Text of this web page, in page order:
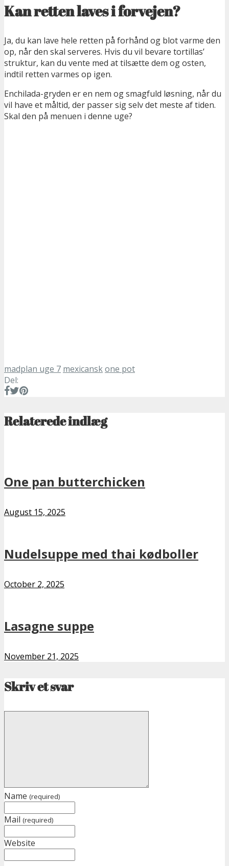
Kan retten laves i forvejen?
Ja, du kan lave hele retten på forhånd og blot varme den
op, når den skal serveres. Hvis du vil bevare tortillas’
struktur, kan du vente med at tilsætte dem og osten,
indtil retten varmes op igen.
Enchilada-gryden er en nem og smagfuld løsning, når du
vil have et måltid, der passer sig selv det meste af tiden.
Skal den på menuen i denne uge?
madplan uge 7 mexicanskone pot
Del:
Relaterede indlæg
One pan butterchicken
August 15, 2025
Nudelsuppe med thai kødboller
October 2, 2025
Lasagne suppe
November 21, 2025
Skriv et svar
Name (required)
Mail (required)
Website